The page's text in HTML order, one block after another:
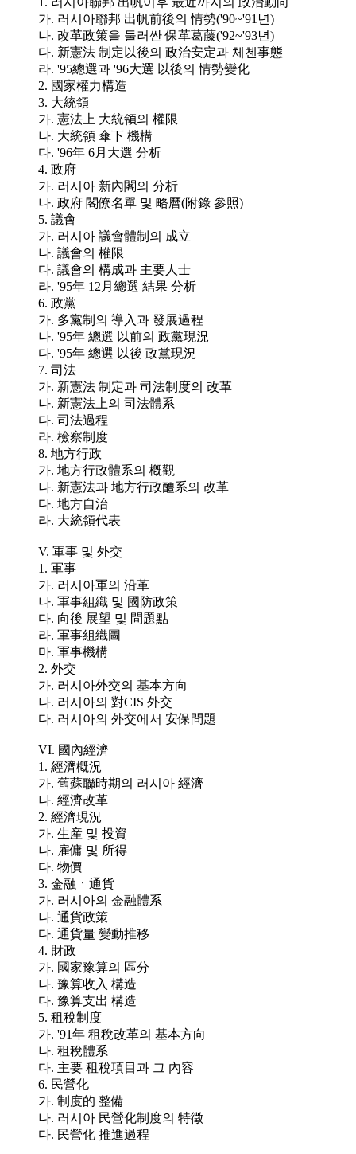
가. 러시아聯邦 出帆前後의 情勢('90~'91년)
나. 改革政策을 둘러싼 保革葛藤('92~'93년)
다. 新憲法 制定以後의 政治安定과 체첸事態
라. '95總選과 '96大選 以後의 情勢變化
2. 國家權力構造
3. 大統領
가. 憲法上 大統領의 權限
나. 大統領 傘下 機構
다. '96年 6月大選 分析
4. 政府
가. 러시아 新內閣의 分析
나. 政府 閣僚名單 및 略曆(附錄 參照)
5. 議會
가. 러시아 議會體制의 成立
나. 議會의 權限
다. 議會의 構成과 主要人士
라. '95年 12月總選 結果 分析
6. 政黨
가. 多黨制의 導入과 發展過程
나. '95年 總選 以前의 政黨現況
다. '95年 總選 以後 政黨現況
7. 司法
가. 新憲法 制定과 司法制度의 改革
나. 新憲法上의 司法體系
다. 司法過程
라. 檢察制度
8. 地方行政
가. 地方行政體系의 槪觀
나. 新憲法과 地方行政醴系의 改革
다. 地方自治
라. 大統領代表
V. 軍事 및 外交
1. 軍事
가. 러시아軍의 沿革
나. 軍事組織 및 國防政策
다. 向後 展望 및 問題點
라. 軍事組織圖
마. 軍事機構
2. 外交
가. 러시아外交의 基本方向
나. 러시아의 對CIS 外交
다. 러시아의 外交에서 安保問題
VI. 國內經濟
1. 經濟槪況
가. 舊蘇聯時期의 러시아 經濟
나. 經濟改革
2. 經濟現況
가. 生産 및 投資
나. 雇傭 및 所得
다. 物價
3. 金融ㆍ通貨
가. 러시아의 金融體系
나. 通貨政策
다. 通貨量 變動推移
4. 財政
가. 國家豫算의 區分
나. 豫算收入 構造
다. 豫算支出 構造
5. 租稅制度
가. '91年 租稅改革의 基本方向
나. 租稅體系
다. 主要 租稅項目과 그 內容
6. 民營化
가. 制度的 整備
나. 러시아 民營化制度의 特徵
다. 民營化 推進過程